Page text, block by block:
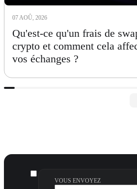
07 AOÛ, 2026
Qu'est-ce qu'un frais de
crypto et comment cela
vos échanges ?
VOUS ENVOYEZ